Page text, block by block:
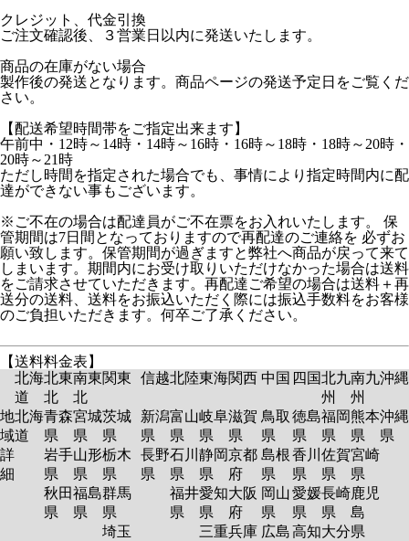
クレジット、代金引換
ご注文確認後、３営業日以内に発送いたします。
商品の在庫がない場合
製作後の発送となります。商品ページの発送予定日をご覧くだ
さい。
【配送希望時間帯をご指定出来ます】
午前中・12時～14時・14時～16時・16時～18時・18時～20時・
20時～21時
ただし時間を指定された場合でも、事情により指定時間内に配
達ができない事もございます。
※ご不在の場合は配達員がご不在票をお入れいたします。 保
管期間は7日間となっておりますので再配達のご連絡を 必ずお
願い致します。保管期間が過ぎますと弊社へ商品が戻って来て
しまいます。期間内にお受け取りいただけなかった場合は送料
をご請求させていただきます。再配達ご希望の場合は送料＋再
送分の送料、送料をお振込いただく際には振込手数料をお客様
のご負担いただきます。何卒ご了承ください。
【送料料金表】
北海
道
北東
北
南東
北
関東 信越北陸東海関西 中国 四国北九
州
南九
州
沖縄
地
域
詳
細
北海
道
青森
県
岩手
県
秋田
県
宮城
県
山形
県
福島
県
茨城
県
栃木
県
群馬
県
埼玉
新潟
県
長野
県
富山
県
石川
県
福井
県
岐阜
県
静岡
県
愛知
県
三重
滋賀
県
京都
府
大阪
府
兵庫
鳥取
県
島根
県
岡山
県
広島
徳島
県
香川
県
愛媛
県
高知
福岡
県
佐賀
県
長崎
県
大分
熊本
県
宮崎
県
鹿児
島
県
沖縄
県